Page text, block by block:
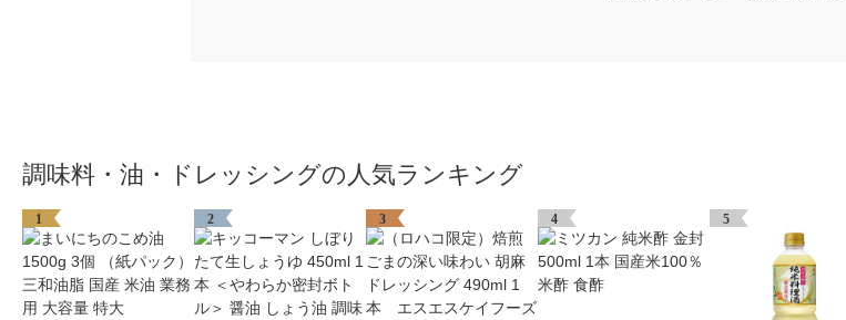
調味料・油・ドレッシングの人気ランキング
1 2 3 4 5